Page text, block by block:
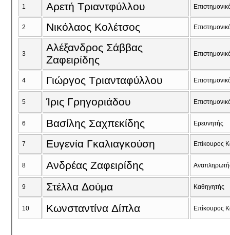
1 Αρετή Τριαντφύλλου
2 Νικόλαος Κολέτσος
3
Αλέξανδρος Σάββας
Ζαφειρίδης
4 Γιώργος Τριανταφύλλου
5 Ίρις Γρηγοριάδου
6 Βασίλης Σαχπεκίδης Ερευνητής
7 Ευγενία Γκαλιαγκούση Eπίκουρος
8 Ανδρέας Zαφειρίδης
9 Στέλλα Δούμα Καθηγητής
10 Κωνσταντίνα Δίπλα Eπίκουρος